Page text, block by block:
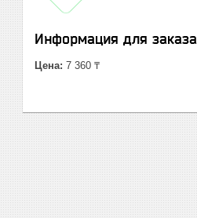
Информация для заказа
Цена: 7 360 ₸